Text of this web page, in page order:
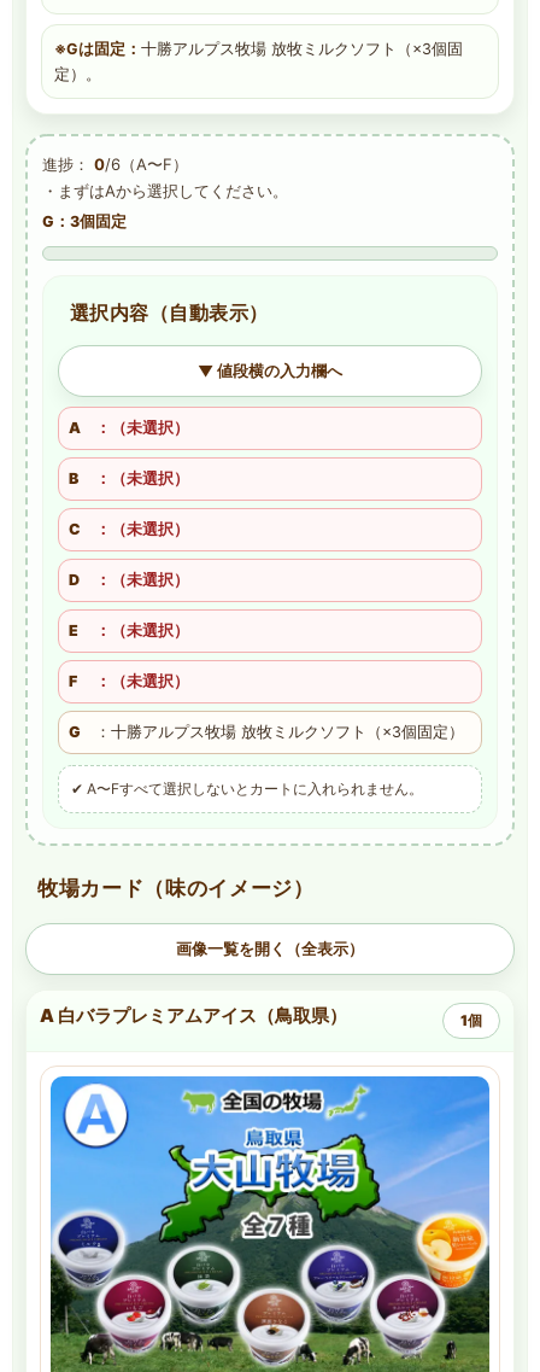
※Gは固定： 十勝アルプス牧場 放牧ミルクソフト（×3個固
定）。
進捗： 0/6（A〜F）
・まずはAから選択してください。
G：3個固定
選択内容（自動表示）
▼ 値段横の入力欄へ
A ：（未選択）
B ：（未選択）
C ：（未選択）
D ：（未選択）
E ：（未選択）
F ：（未選択）
G ：十勝アルプス牧場 放牧ミルクソフト（×3個固定）
✔ A〜Fすべて選択しないとカートに入れられません。
牧場カード（味のイメージ）
画像一覧を開く（全表示）
A 白バラプレミアムアイス（鳥取県） 1個